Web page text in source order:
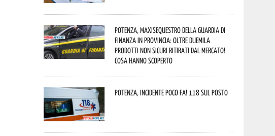
Potenza, maxisequestro della Guardia di
Finanza in provincia: oltre duemila
prodotti non sicuri ritirati dal mercato!
Cosa hanno scoperto
Potenza, incidente poco fa! 118 sul posto